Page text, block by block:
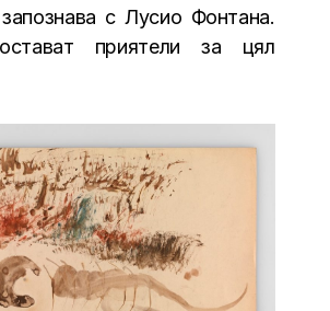
с Лусио Фонтана.
приятели за цял